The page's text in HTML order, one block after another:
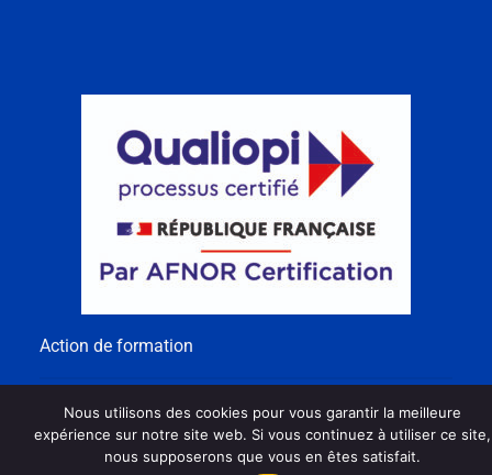
Action de formation
Nous utilisons des cookies pour vous garantir la meilleure
expérience sur notre site web. Si vous continuez à utiliser ce site,
nous supposerons que vous en êtes satisfait.